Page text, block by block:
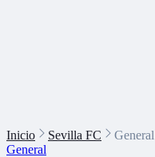
Inicio Sevilla FC
General
General